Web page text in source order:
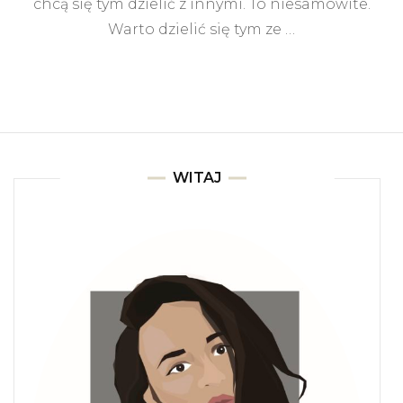
chcą się tym dzielić z innymi. To niesamowite.
Warto dzielić się tym ze …
WITAJ